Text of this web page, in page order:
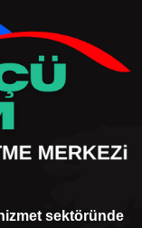
sektöründe